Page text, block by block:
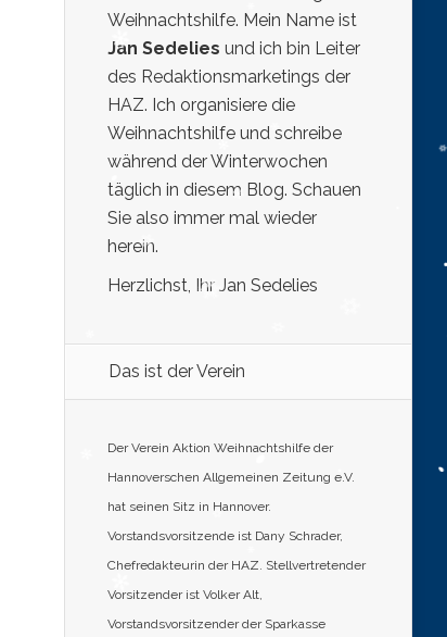
Weihnachtshilfe. Mein Name ist
Jan Sedelies und ich bin Leiter
des Redaktionsmarketings der
HAZ. Ich organisiere die
Weihnachtshilfe und schreibe
während der Winterwochen
täglich in diesem Blog. Schauen
Sie also immer mal wieder
herein.
Herzlichst, Ihr Jan Sedelies
Das ist der Verein
Der Verein Aktion Weihnachtshilfe der
Hannoverschen Allgemeinen Zeitung e.V.
hat seinen Sitz in Hannover.
Vorstandsvorsitzende ist Dany Schrader,
Chefredakteurin der HAZ. Stellvertretender
Vorsitzender ist Volker Alt,
Vorstandsvorsitzender der Sparkasse